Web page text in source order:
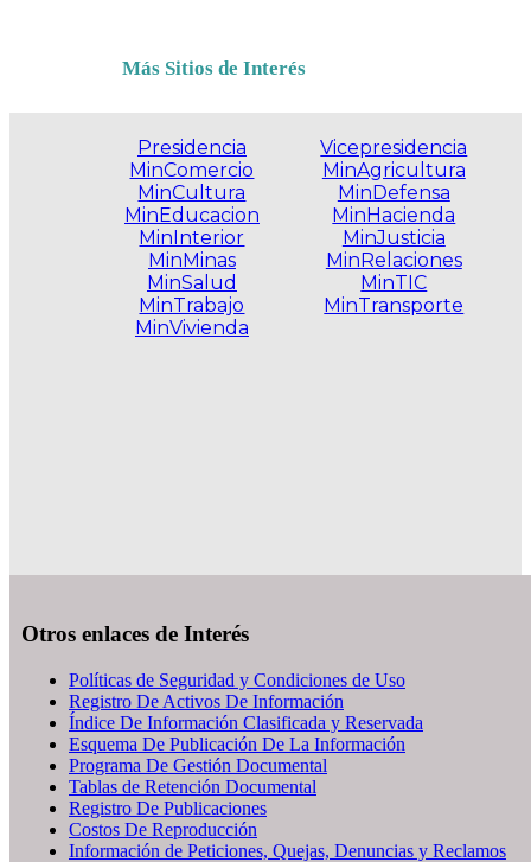
Más Sitios de Interés
Presidencia
MinComercio
MinCultura
MinEducacion
MinInterior
MinMinas
MinSalud
MinTrabajo
MinVivienda
Vicepresidencia
MinAgricultura
MinDefensa
MinHacienda
MinJusticia
MinRelaciones
MinTIC
MinTransporte
Otros enlaces de Interés
Políticas de Seguridad y Condiciones de Uso
Registro De Activos De Información
Índice De Información Clasificada y Reservada
Esquema De Publicación De La Información
Programa De Gestión Documental
Tablas de Retención Documental
Registro De Publicaciones
Costos De Reproducción
Información de Peticiones, Quejas, Denuncias y Reclamos